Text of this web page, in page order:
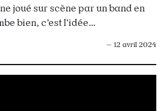
joué sur scène par un band en
bien, c’est l’idée…
— 12 avril 2024